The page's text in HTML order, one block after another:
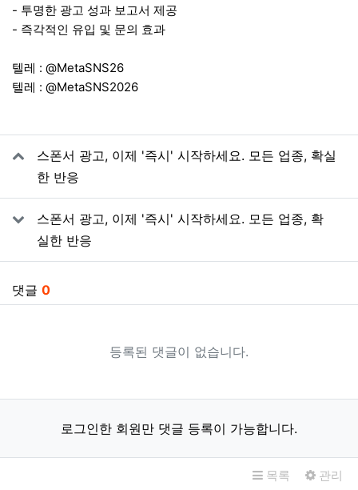
- 투명한 광고 성과 보고서 제공
- 즉각적인 유입 및 문의 효과
텔레 : @MetaSNS26
텔레 : @MetaSNS2026
관련자료
스폰서 광고, 이제 '즉시' 시작하세요. 모든 업종, 확실
한 반응
스폰서 광고, 이제 '즉시' 시작하세요. 모든 업종, 확
실한 반응
댓글 0
등록된 댓글이 없습니다.
로그인한 회원만 댓글 등록이 가능합니다.
목록 관리